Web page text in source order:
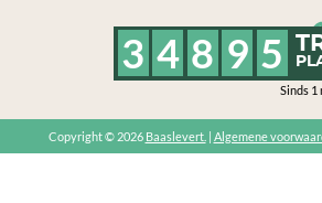
3 4 8 9 5
Sinds 1
Copyright © 2026 Baaslevert. | Algemene